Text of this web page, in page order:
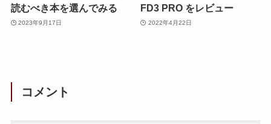
読むべき本を選んでみる
2023年9月17日
FD3 PRO をレビュー
2022年4月22日
コメント